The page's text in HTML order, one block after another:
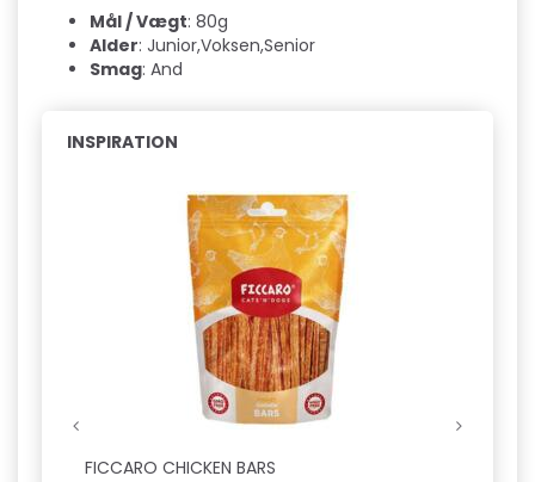
Mål / Vægt: 80g
Alder: Junior,Voksen,Senior
Smag: And
INSPIRATION
FICCARO CHICKEN BARS